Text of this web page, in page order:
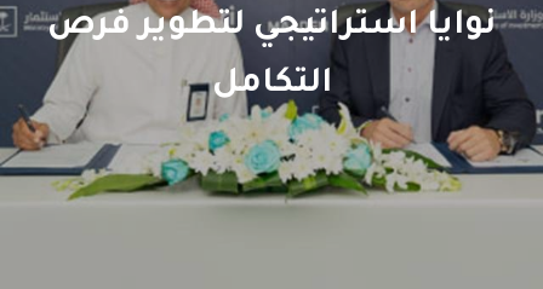
نوايا استراتيجي لتطوير فرص
التكامل